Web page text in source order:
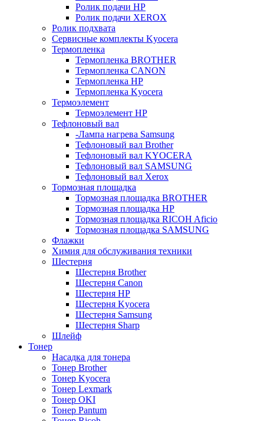
Ролик подачи HP
Ролик подачи XEROX
Ролик подхвата
Сервисные комплекты Kyocera
Термопленка
Термопленка BROTHER
Термопленка CANON
Термопленка HP
Термопленка Kyocera
Термоэлемент
Термоэлемент НР
Тефлоновый вал
-Лампа нагрева Samsung
Тефлоновый вал Brother
Тефлоновый вал KYOCERA
Тефлоновый вал SAMSUNG
Тефлоновый вал Xerox
Тормозная площадка
Тормозная площадка BROTHER
Тормозная площадка HP
Тормозная площадка RICOH Aficio
Тормозная площадка SAMSUNG
Флажки
Химия для обслуживания техники
Шестерня
Шестерня Brother
Шестерня Canon
Шестерня HP
Шестерня Kyocera
Шестерня Samsung
Шестерня Sharp
Шлейф
Тонер
Насадка для тонера
Тонер Brother
Тонер Kyocera
Тонер Lexmark
Тонер OKI
Тонер Pantum